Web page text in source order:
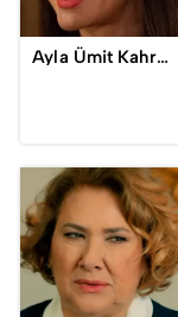
Ayla Ümit Kahraman